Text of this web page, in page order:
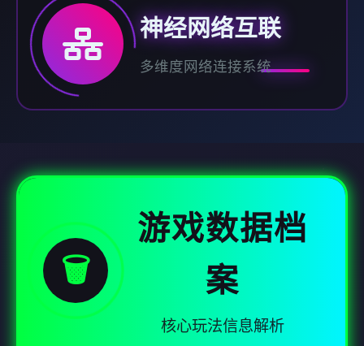
神经网络互联
多维度网络连接系统
🗑️
游戏数据档
案
核心玩法信息解析